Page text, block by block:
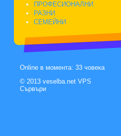
ПРОФЕСИОНАЛНИ
РАЗНИ
СЕМЕЙНИ
Online в момента: 33 човека
© 2013 veselba.net VPS
Сървъри